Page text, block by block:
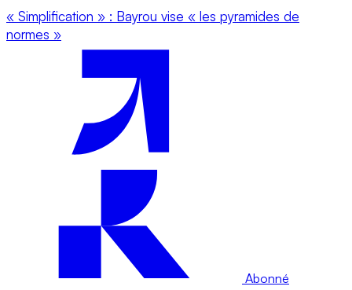
« Simplification » : Bayrou vise « les pyramides de
normes »
Abonné